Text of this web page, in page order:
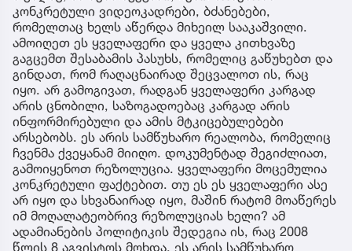
კონკრეტული ვიდეოკადრები, ბძანებები,
რომელთაც ხელს აწერდა მიხეილ სააკაშვილი.
ამოიღეთ ეს ყველაფერი და ყველა კითხვაზე
გაგცემთ შესაბამის პასუხს, რომელიც გაწუხებთ და
გინდათ, რომ რაღაცნაირად შეცვალოთ ის, რაც
იყო. არ გამოგივათ, რადგან ყველაფერი კარგად
არის ცნობილი, საზოგადოებაც კარგად არის
ინფორმირებული და ამის მტკიცებულებები
არსებობს. ეს არის სამწუხარო რეალობა, რომელიც
ჩვენმა ქვეყანამ მიიღო. დოკუმენტად შეგიძლიათ,
გამოიყენოთ რეზოლუცია. ყველაფერი მოცემულია
კონკრეტული ფაქტებით. თუ ეს ეს ყველაფერი ასე
არ იყო და სხვანაირად იყო, მაშინ რატომ მოაწერეს
იმ მოღალატეობრივ რეზოლუციას ხელი? ამ
ადამიანების პოლიტიკის შედეგია ის, რაც 2008
წლის 8 აგვისტოს მოხდა. ეს არის სამწუხარო